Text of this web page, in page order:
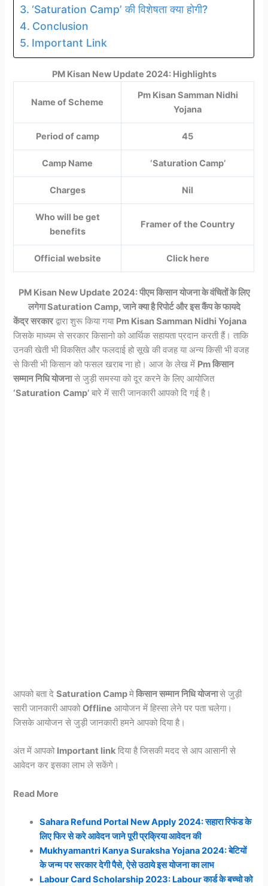
‘Saturation Camp’ की विशेषता क्या होगी?
Conclusion
Important Link
PM Kisan New Update 2024: Highlights
Name of Scheme
Pm Kisan Samman Nidhi
Yojana
Period of camp 45
Camp Name ‘Saturation Camp’
Charges Nil
Who will be get
benefits
Framer of the Country
Official website Click here
PM Kisan New Update 2024: पीएम किसान योजना के वंचितों के लिए
लगेगा Saturation Camp, जाने क्या है रिपोर्ट और इस कैंप के फायदे
केंद्र सरकारद्वारा शुरू किया गया Pm Kisan Samman Nidhi Yojana
जिसके माध्यम से सरकार किसानो को आर्थिक सहायता प्रदान करती हैं। ताकि
उनकी खेती भी विकसित और फलदाई हो सूखे की वजह या अन्य किसी भी वजह
से किसी भी किसान को फसल खराब ना हो। आज के लेख में Pm किसान
सम्मान निधि योजनासे जुड़ी समस्या को दूर करने के लिए आयोजित
‘Saturation Camp’ बारे में सारी जानकारी आपको दि गई है।
आपको बता देSaturation Campमेकिसान सम्मान निधि योजनासे जुड़ी
सारी जानकारी आपकोOffline आयोजन में हिस्सा लेने पर पता चलेगा।
जिसके आयोजन से जुड़ी जानकारी हमने आपको दिया है।
अंत में आपको Important link दिया है जिसकी मदद से आप आसानी से
आवेदन कर इसका लाभ ले सकेंगे।
Read More
Sahara Refund Portal New Apply 2024: सहारा रिफंड के
लिए फिर से करे आवेदन जाने पूरी प्रक्रिया आवेदन की
Mukhyamantri Kanya Suraksha Yojana 2024: बेटियों
के जन्म पर सरकार देगी पैसे, ऐसे उठाये इस योजना का लाभ
Labour Card Scholarship 2023: Labour कार्ड के बच्चो को